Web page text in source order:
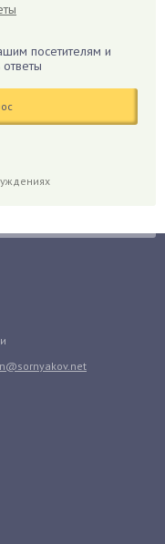
посетителям и